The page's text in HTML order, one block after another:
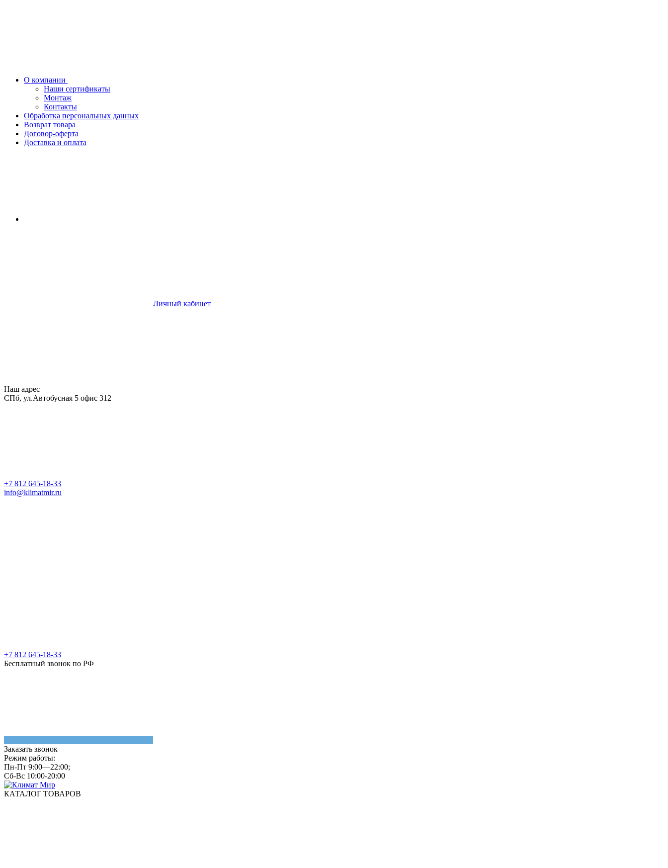
О компании
Наши сертификаты
Монтаж
Контакты
Обработка персональных данных
Возврат товара
Договор-оферта
Доставка и оплата
Личный кабинет
Наш адрес
СПб, ул.Автобусная 5 офис 312
+7 812 645-18-33
info@klimatmir.ru
+7 812 645-18-33
Бесплатный звонок по РФ
Заказать звонок
Режим работы:
Пн-Пт 9:00—22:00;
Сб-Вс 10:00-20:00
КАТАЛОГ ТОВАРОВ